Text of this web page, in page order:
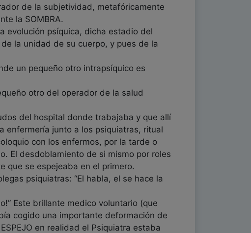
de la subjetividad, metafóricamente
la SOMBRA.
evolución psíquica, dicha estadio del
la unidad de su cuerpo, y pues de la
un pequeño otro intrapsíquico es
otro del operador de la salud
del hospital donde trabajaba y que allí
enfermería junto a los psiquiatras, ritual
con los enfermos, por la tarde o
El desdoblamiento de si mismo por roles
que se espejeaba en el primero.
psiquiatras: “El habla, el se hace la
Este brillante medico voluntario (que
cogido una importante deformación de
en realidad el Psiquiatra estaba